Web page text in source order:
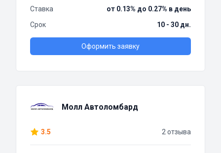
Ставка
от 0.13% до 0.27% в день
Срок
10 - 30 дн.
Оформить заявку
Молл Автоломбард
3.5 2 отзыва